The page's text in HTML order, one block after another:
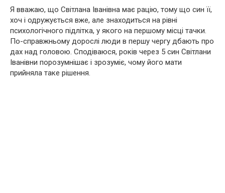
Я вважаю, що Світлана Іванівна має рацію, тому що син її,
хоч і одружується вже, але знаходиться на рівні
психологічного підлітка, у якого на першому місці тачки.
По-справжньому дорослі люди в першу чергу дбають про
дах над головою. Сподіваюся, років через 5 син Світлани
Іванівни порозумнішає і зрозуміє, чому його мати
прийняла таке рішення.